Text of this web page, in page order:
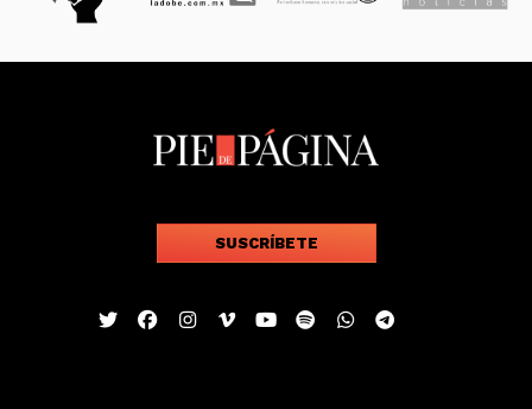
SUSCRÍBETE